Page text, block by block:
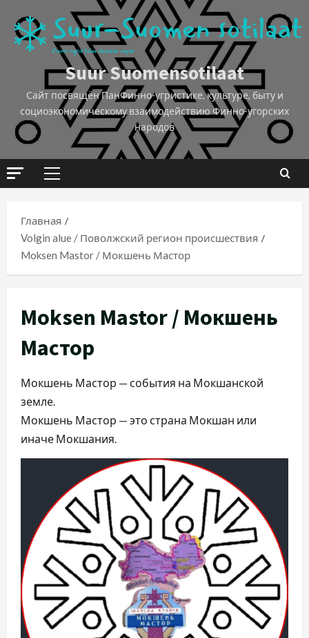
Suur Suomensotilaat
Сайт посвящён ПанФинно-угристике, культуре, быту и
социоэкономическому взаимодействию Финно-угорских
народов
Главная
Volgin alue / Поволжский регион происшествия
Moksen Mastor / Мокшень Мастор
Moksen Mastor / Мокшень
Мастор
Мокшень Мастор — события на Мокшанской
земле.
Мокшень Мастор — это страна Мокшан или
иначе Мокшания.